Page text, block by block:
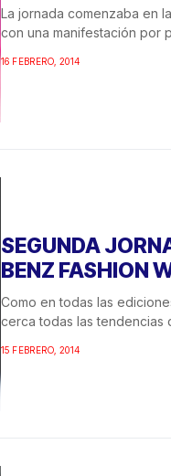
La jornada comenzaba en
con una manifestación por
16 FEBRERO, 2014
SEGUNDA
BENZ FASHION
Como en todas las
cerca todas las tendencias
15 FEBRERO, 2014